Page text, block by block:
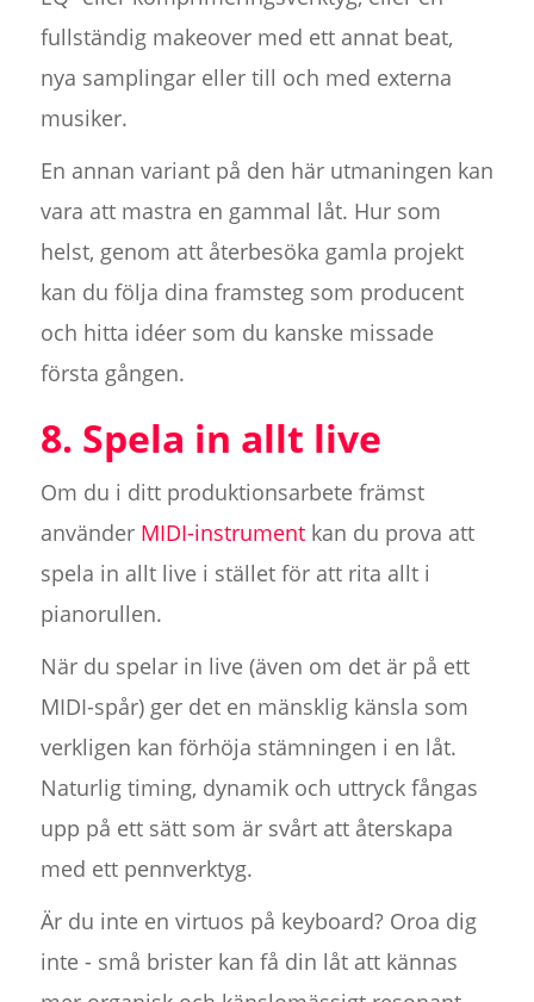
fullständig makeover med ett annat beat,
nya samplingar eller till och med externa
musiker.
En annan variant på den här utmaningen kan
vara att mastra en gammal låt. Hur som
helst, genom att återbesöka gamla projekt
kan du följa dina framsteg som producent
och hitta idéer som du kanske missade
första gången.
8. Spela in allt live
Om du i ditt produktionsarbete främst
använder MIDI-instrumentkan du prova att
spela in allt live i stället för att rita allt i
pianorullen.
När du spelar in live (även om det är på ett
MIDI-spår) ger det en mänsklig känsla som
verkligen kan förhöja stämningen i en låt.
Naturlig timing, dynamik och uttryck fångas
upp på ett sätt som är svårt att återskapa
med ett pennverktyg.
Är du inte en virtuos på keyboard? Oroa dig
inte - små brister kan få din låt att kännas